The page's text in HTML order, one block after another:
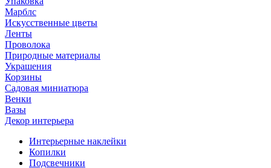
Марблс
Искусственные цветы
Ленты
Проволока
Природные материалы
Украшения
Корзины
Садовая миниатюра
Венки
Вазы
Декор интерьера
Интерьерные наклейки
Копилки
Подсвечники